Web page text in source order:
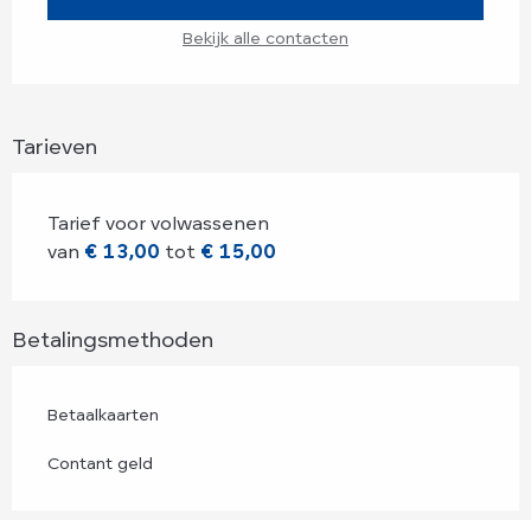
Bekijk alle contacten
Tarieven
Tarief voor volwassenen
van € 13,00 tot € 15,00
Betalingsmethoden
Betaalkaarten
Contant geld